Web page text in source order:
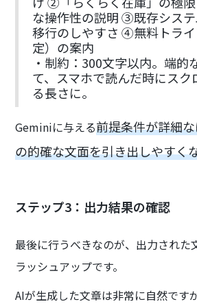
な操作性の説明 ③既存システ
移行のしやすさ ④無料トラ
定）の案内
・制約：300文字以内。端的
て、スマホで読んだ時にスク
る長さに。
Geminiに与える前提条件が詳細
の的確な文面を引き出しやすく
ステップ3：出力結果の確認
最後に行うべきなのが、出力された
ラッシュアップです。
AIが生成した文章は非常に自然です